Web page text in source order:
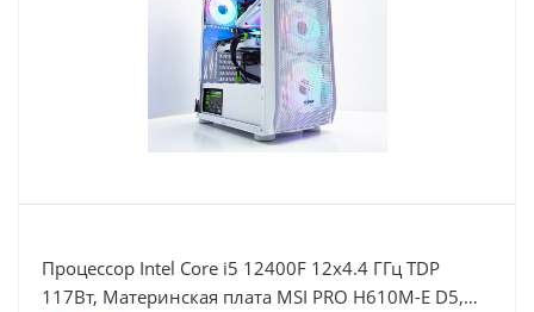
Процессор Intel Core i5 12400F 12x4.4 ГГц TDP
117Вт, Материнская плата MSI PRO H610M-E D5,